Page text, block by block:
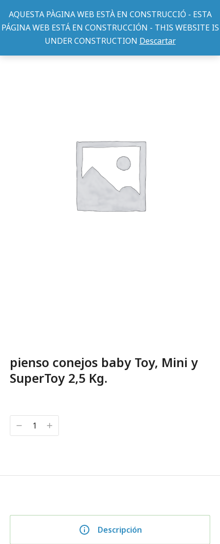
AQUESTA PÀGINA WEB ESTÀ EN CONSTRUCCIÓ - ESTA
PÁGINA WEB ESTÁ EN CONSTRUCCIÓN - THIS WEBSITE IS
UNDER CONSTRUCTION Descartar
pienso conejos baby Toy, Mini y
SuperToy 2,5 Kg.
Descripción